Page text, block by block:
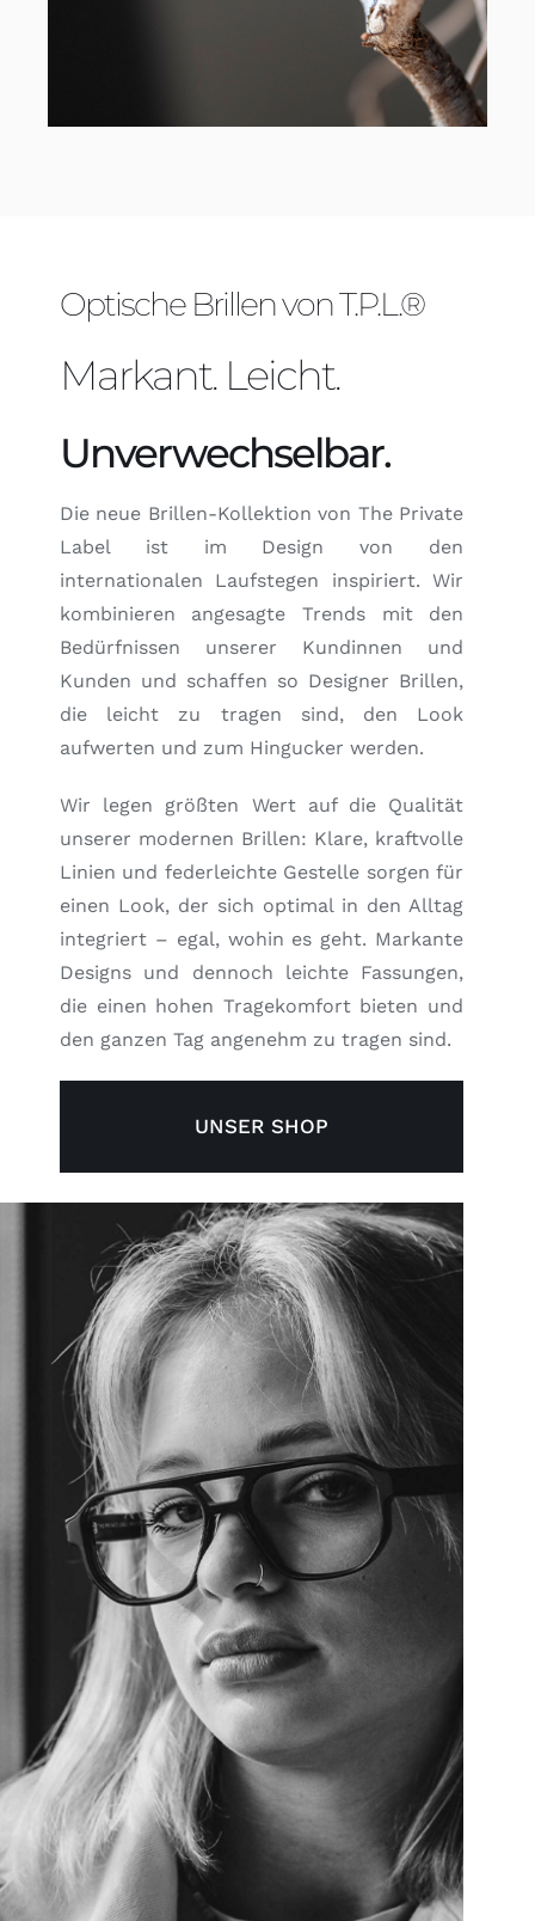
Optische Brillen von T.P.L.®
Markant. Leicht.
Unverwechselbar.
Die neue Brillen-Kollektion von The Private
Label ist im Design von den
internationalen Laufstegen inspiriert. Wir
kombinieren angesagte Trends mit den
Bedürfnissen unserer Kundinnen und
Kunden und schaffen so Designer Brillen,
die leicht zu tragen sind, den Look
aufwerten und zum Hingucker werden.
Wir legen größten Wert auf die Qualität
unserer modernen Brillen: Klare, kraftvolle
Linien und federleichte Gestelle sorgen für
einen Look, der sich optimal in den Alltag
integriert – egal, wohin es geht. Markante
Designs und dennoch leichte Fassungen,
die einen hohen Tragekomfort bieten und
den ganzen Tag angenehm zu tragen sind.
UNSER SHOP